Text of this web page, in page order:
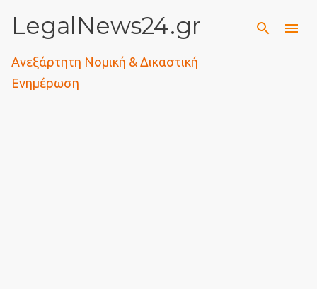
Μετάβαση στο κύριο περιεχόμενο
LegalNews24.gr
Ανεξάρτητη Νομική & Δικαστική
Ενημέρωση